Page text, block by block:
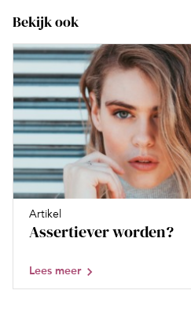
Bekijk ook
Artikel
Assertiever worden?
Lees meer